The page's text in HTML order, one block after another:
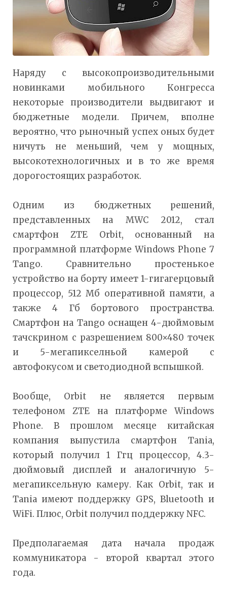
Наряду с высокопроизводительными
новинками мобильного Конгресса
некоторые производители выдвигают и
бюджетные модели. Причем, вполне
вероятно, что рыночный успех оных будет
ничуть не меньший, чем у мощных,
высокотехнологичных и в то же время
дорогостоящих разработок.
Одним из бюджетных решений,
представленных на MWC 2012, стал
смартфон ZTE Orbit, основанный на
программной платформе Windows Phone 7
Tango. Сравнительно простенькое
устройство на борту имеет 1-гигагерцовый
процессор, 512 Мб оперативной памяти, а
также 4 Гб бортового пространства.
Смартфон на Tango оснащен 4-дюймовым
тачскрином с разрешением 800×480 точек
и 5-мегапикселньой камерой с
автофокусом и светодиодной вспышкой.
Вообще, Orbit не является первым
телефоном ZTE на платформе Windows
Phone. В прошлом месяце китайская
компания выпустила смартфон Tania,
который получил 1 Ггц процессор, 4.3-
дюймовый дисплей и аналогичную 5-
мегапиксельную камеру. Как Orbit, так и
Tania имеют поддержку GPS, Bluetooth и
WiFi. Плюс, Orbit получил поддержку NFC.
Предполагаемая дата начала продаж
коммуникатора - второй квартал этого
года.